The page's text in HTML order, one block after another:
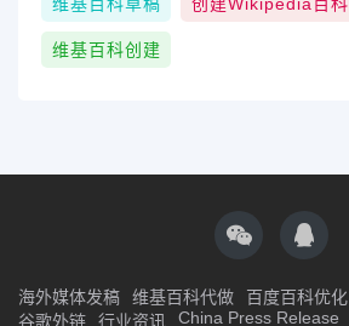
维基百科创建
海外媒体发稿 维基百科代做 百度百科优化
谷歌外链
行业资讯 China Press Release